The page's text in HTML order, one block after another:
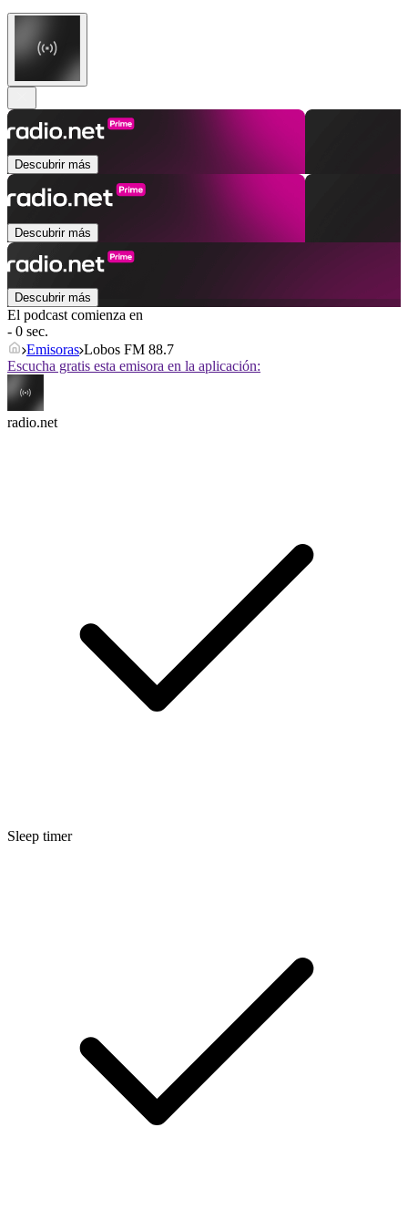
Descubrir más
Descubrir más
Descubrir más
El podcast comienza en
- 0 sec.
Emisoras Lobos FM 88.7
Escucha gratis esta emisora en la aplicación:
radio.net
Sleep timer